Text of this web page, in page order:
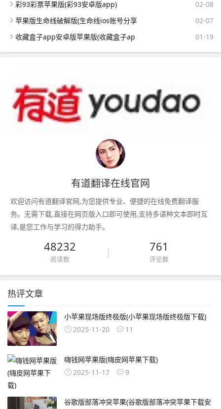
彩93彩票苹果版(彩93安卓版app)
02-08
苹果版生命线破解版(生命线ios账号分享
02-07
收藏盒子app安卓版苹果版(收藏盒子ap
01-19
有道翻译在线官网
欢迎访问有道翻译官网,为您提供专业、便捷的在线免费翻译服
务。无需下载,直接在网页版入口即可使用,支持多语种文本即时互
译,是您工作与学习的得力助手。
48232
阅读数
761
评论数
热评文章
小苹果现场版终极版(小苹果现场版终极版下载)
2025-11-20
11
嗨钱网苹果版(嗨皮网苹果下载)
2025-11-17
9
谷歌版部落冲突苹果(谷歌版部落冲突苹果下载安